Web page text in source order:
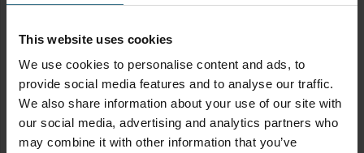
This website uses cookies
We use cookies to personalise content and ads, to
provide social media features and to analyse our traffic.
We also share information about your use of our site with
our social media, advertising and analytics partners who
may combine it with other information that you’ve
In 5 stappen voedselverspilling
tegengaan